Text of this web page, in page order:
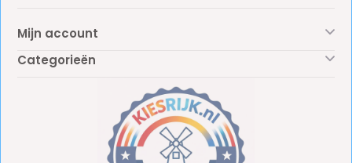
Mijn account
Categorieën